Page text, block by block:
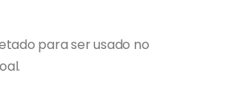
para ser usado no